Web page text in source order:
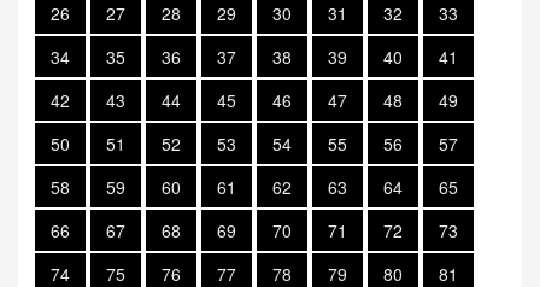
26
27 28 29 30 31 32
33
34
35 36 37 38 39 40
41
42
43 44 45 46 47 48
49
50
51 52 53 54 55 56
57
58
59 60 61 62 63 64
65
66
67 68 69 70 71 72
73
74
75 76 77 78 79 80
81